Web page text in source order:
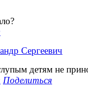
Сергеевич
детям не
Поделиться